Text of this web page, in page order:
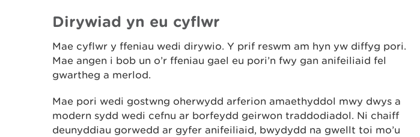
Dirywiad yn eu cyflwr
Mae cyflwr y ffeniau wedi dirywio. Y prif reswm am hyn yw diffyg pori.
Mae angen i bob un o’r ffeniau gael eu pori’n fwy gan anifeiliaid fel
gwartheg a merlod.
Mae pori wedi gostwng oherwydd arferion amaethyddol mwy dwys a
modern sydd wedi cefnu ar borfeydd geirwon traddodiadol. Ni chaiff
deunyddiau gorwedd ar gyfer anifeiliaid, bwydydd na gwellt toi mo’u